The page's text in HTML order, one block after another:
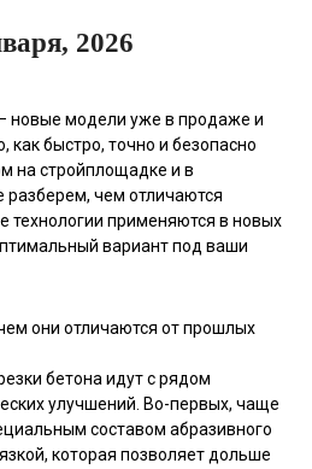
2026
новые модели уже в продаже и
быстро, точно и безопасно
на стройплощадке и в
разберем, чем отличаются
технологии применяются в новых
вариант под ваши
они отличаются от прошлых
бетона идут с рядом
улучшений. Во-первых, чаще
составом абразивного
которая позволяет дольше